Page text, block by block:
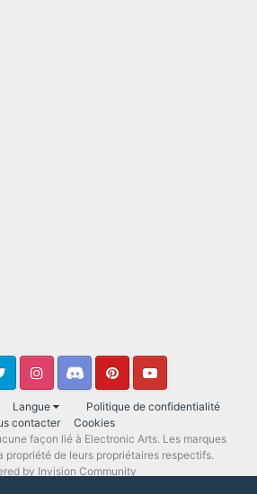
Langue
Politique de confidentialité
contacter
Cookies
façon lié à Electronic Arts. Les marques
propriété de leurs propriétaires respectifs.
by Invision Community